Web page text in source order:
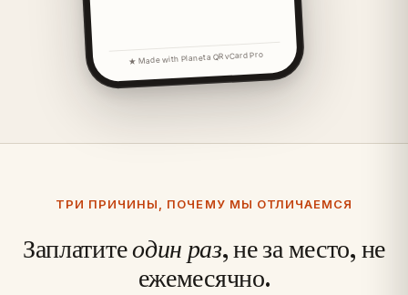
★ Made with Planeta QR vCard Pro
ТРИ ПРИЧИНЫ, ПОЧЕМУ МЫ ОТЛИЧАЕМСЯ
Заплатитеодин раз, не за место, не
ежемесячно.